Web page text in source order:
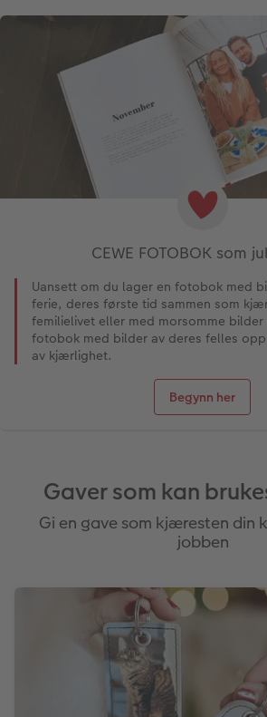
Nummercollage
Inspirasjon
Gratis bildelagring
CEWE FOTOBOK som
Uansett om du lager en fotobok med
ferie, deres første tid sammen som
femilielivet eller med morsomme bilder
fotobok med bilder av deres felles
av kjærlighet.
Begynn her
Gaver som kan
Gi en gave som kjæresten din
jobben